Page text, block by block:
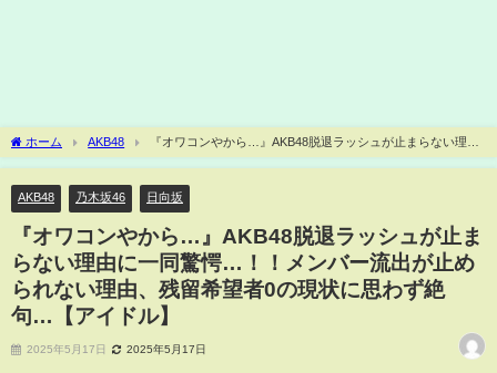
ホーム AKB48
『オワコンやから…』AKB48脱退ラッシュが止まらない理由
に一同驚愕…！！メンバー流出が止められない理由、残留希望者0の現状に思わず絶
AKB48
乃木坂46 日向坂
『オワコンやから…』AKB48脱退ラッシュが止ま
らない理由に一同驚愕…！！メンバー流出が止め
られない理由、残留希望者0の現状に思わず絶
句…【アイドル】
2025年5月17日 2025年5月17日